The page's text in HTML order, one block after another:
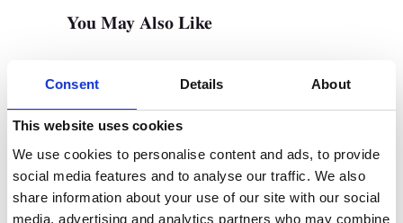
Consent Details About
This website uses cookies
We use cookies to personalise content and ads, to provide
social media features and to analyse our traffic. We also
share information about your use of our site with our social
media, advertising and analytics partners who may combine
Couleur Des Ongles
Tenteu
Contact
Blog
FR
You May Also Like
JUIN 15, 2025